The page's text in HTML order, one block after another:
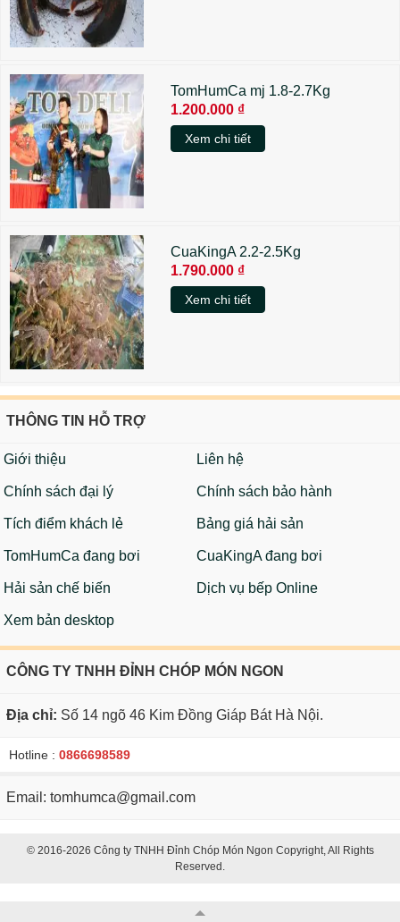
TomHumCa mj 1.8-2.7Kg
1.200.000 ₫
Xem chi tiết
CuaKingA 2.2-2.5Kg
1.790.000 ₫
Xem chi tiết
THÔNG TIN HỖ TRỢ
Giới thiệu Liên hệ
Chính sách đại lý Chính sách bảo hành
Tích điểm khách lẻ Bảng giá hải sản
TomHumCa đang bơi CuaKingA đang bơi
Hải sản chế biến Dịch vụ bếp Online
Xem bản desktop
CÔNG TY TNHH ĐỈNH CHÓP MÓN NGON
Địa chỉ: Số 14 ngõ 46 Kim Đồng Giáp Bát Hà Nội.
Hotline : 0866698589
Email: tomhumca@gmail.com
© 2016-2026 Công ty TNHH Đỉnh Chóp Món Ngon Copyright, All Rights
Reserved.